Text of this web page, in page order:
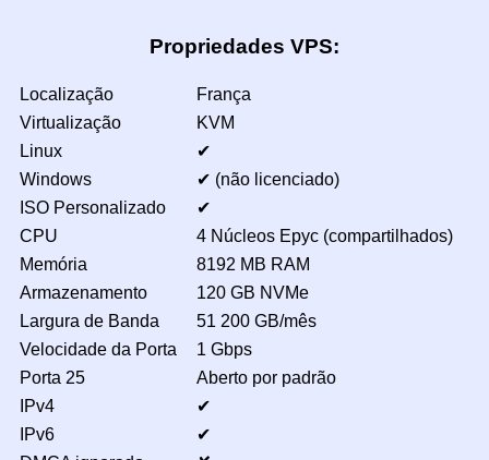
Propriedades VPS:
Localização
França
Virtualização
KVM
Linux
✔
Windows
✔ (não licenciado)
ISO Personalizado
✔
CPU
4 Núcleos Epyc (compartilhados)
Memória
8192 MB RAM
Armazenamento
120 GB NVMe
Largura de Banda
51 200 GB/mês
Velocidade da Porta
1 Gbps
Porta 25
Aberto por padrão
IPv4
✔
IPv6
✔